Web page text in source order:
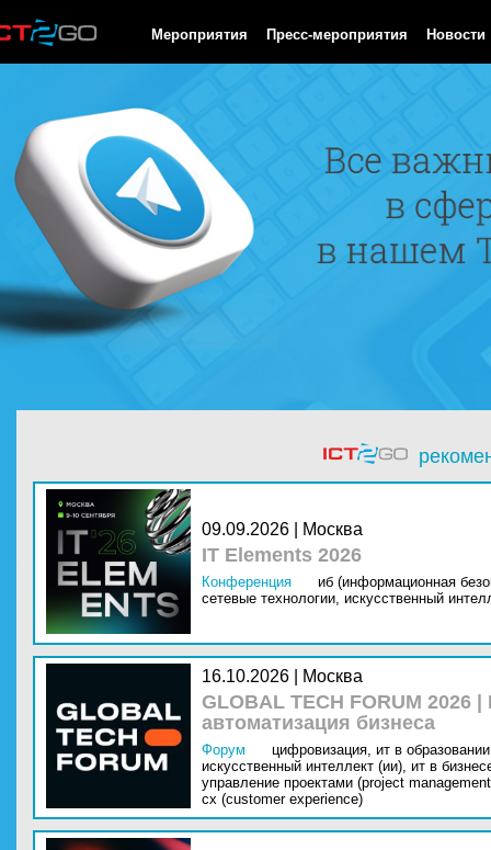
Мероприятия Пресс-мероприятия Новости
09.09.2026 | Москва
IT Elements 2026
Конференция
иб (информационная
сетевые технологии, искусственный
16.10.2026 | Москва
GLOBAL TECH FORUM
автоматизация бизнеса
Форум цифровизация, ит в
искусственный интеллект (ии), ит в
управление проектами (project
cx (customer experience)